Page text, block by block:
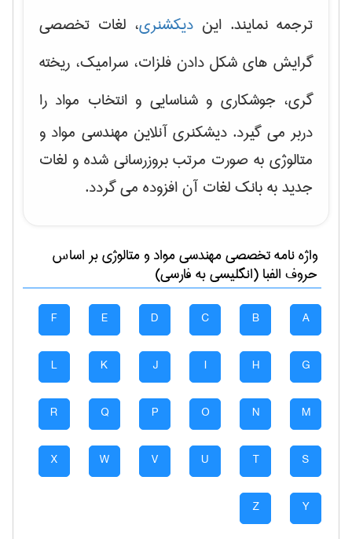
ترجمه نمایند. این دیکشنری، لغات تخصصی
گرایش های شکل دادن فلزات، سرامیک، ریخته
گری، جوشکاری و شناسایی و انتخاب مواد را
دربر می گیرد. دیشکنری آنلاین مهندسی مواد و
متالوژی به صورت مرتب بروزرسانی شده و لغات
جدید به بانک لغات آن افزوده می گردد.
واژه نامه تخصصیمهندسی مواد و متالوژیبر اساس
حروف الفبا (انگلیسی به فارسی)
A
B
C
D
E
F
G
H
I
J
K
L
M
N
O
P
Q
R
S
T
U
V
W
X
Y
Z